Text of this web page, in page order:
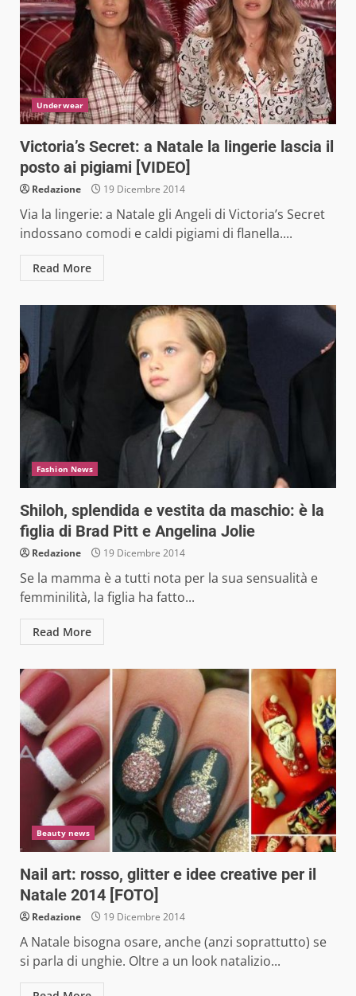
Underwear
Victoria’s Secret: a Natale la lingerie lascia il
posto ai pigiami [VIDEO]
Redazione 19 Dicembre 2014
Via la lingerie: a Natale gli Angeli di Victoria’s Secret
indossano comodi e caldi pigiami di flanella....
Read More
Fashion News
Shiloh, splendida e vestita da maschio: è la
figlia di Brad Pitt e Angelina Jolie
Redazione 19 Dicembre 2014
Se la mamma è a tutti nota per la sua sensualità e
femminilità, la figlia ha fatto...
Read More
Beauty news
Nail art: rosso, glitter e idee creative per il
Natale 2014 [FOTO]
Redazione 19 Dicembre 2014
A Natale bisogna osare, anche (anzi soprattutto) se
si parla di unghie. Oltre a un look natalizio...